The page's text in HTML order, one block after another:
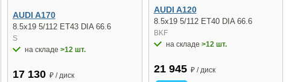
AUDI A170
8.5x19 5/112 ET43 DIA 66.6
S
на складе >12 шт.
17 130 ₽ / диск
AUDI A120
8.5x19 5/112 ET40 DIA 66.6
BKF
на складе >12 шт.
21 945 ₽ / диск